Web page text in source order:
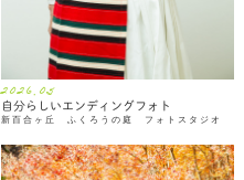
2026.05
自分らしいエンディングフォト
新百合ヶ丘 ふくろうの庭 フォトスタジオ